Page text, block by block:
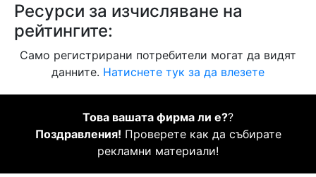
Ресурси за изчисляване на
рейтингите:
Само регистрирани потребители могат да видят
данните. Натиснете тук за да влезете
Това вашата фирма ли е??
Поздравления! Проверете как да събирате
рекламни материали!